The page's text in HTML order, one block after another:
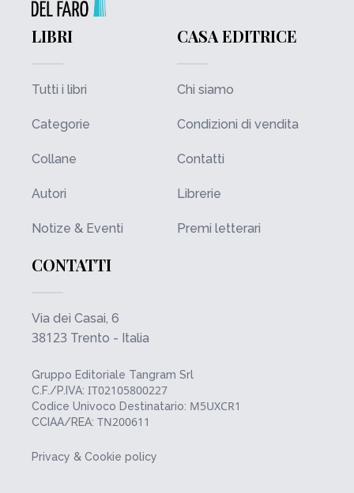
LIBRI
Tutti i libri
Categorie
Collane
Autori
Notize & Eventi
CASA EDITRICE
Chi siamo
Condizioni di vendita
Contatti
Librerie
Premi letterari
CONTATTI
Via dei Casai, 6
38123 Trento - Italia
Gruppo Editoriale Tangram Srl
C.F./P.IVA: IT02105800227
Codice Univoco Destinatario: M5UXCR1
CCIAA/REA: TN200611
Privacy & Cookie policy